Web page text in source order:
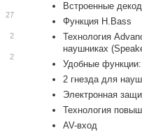
Встроенные
Функция H.Bass
Технология
наушниках
Удобные функции:
2 гнезда для
Электронная
Технология
AV-вход
27
2
2